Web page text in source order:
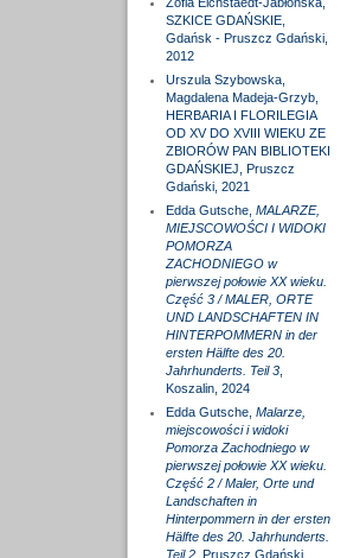
SZKICE GDAŃSKIE,
Gdańsk - Pruszcz Gdański,
2012
Urszula Szybowska,
Magdalena Madeja-Grzyb,
HERBARIA I FLORILEGIA
OD XV DO XVIII WIEKU ZE
ZBIORÓW PAN BIBLIOTEKI
GDAŃSKIEJ, Pruszcz
Gdański, 2021
Edda Gutsche, MALARZE,
MIEJSCOWOŚCI I WIDOKI
POMORZA
ZACHODNIEGO w
pierwszej połowie XX wieku.
Część 3 / MALER, ORTE
UND LANDSCHAFTEN IN
HINTERPOMMERN in der
ersten Hälfte des 20.
Jahrhunderts. Teil 3,
Koszalin, 2024
Edda Gutsche, Malarze,
miejscowości i widoki
Pomorza Zachodniego w
pierwszej połowie XX wieku.
Część 2 / Maler, Orte und
Landschaften in
Hinterpommern in der ersten
Hälfte des 20. Jahrhunderts.
Teil 2, Pruszcz Gdański,